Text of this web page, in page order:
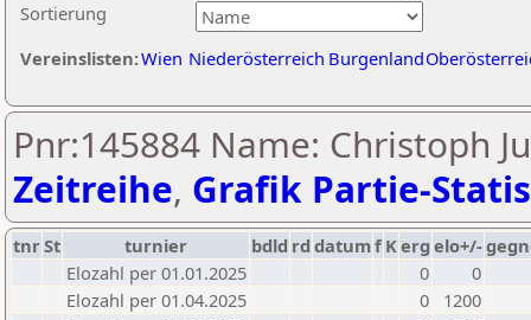
Sortierung
Vereinslisten:Wien Niederösterreich Burgenland
Pnr:145884 Name: Christoph
Zeitreihe, Grafik Partie-
tnrSt turnier bdld rd datumf Kerg elo+/-
Elozahl per 01.01.2025
0
0
Elozahl per 01.04.2025
0
1200